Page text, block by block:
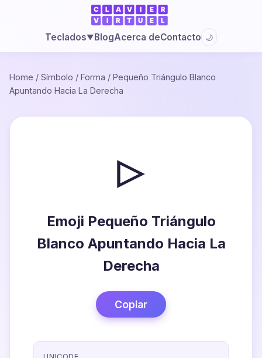
Teclados▼BlogAcerca deContacto 🌙
Home / Símbolo / Forma / Pequeño Triángulo Blanco
Apuntando Hacia La Derecha
▹
Emoji Pequeño Triángulo
Blanco Apuntando Hacia La
Derecha
Copiar